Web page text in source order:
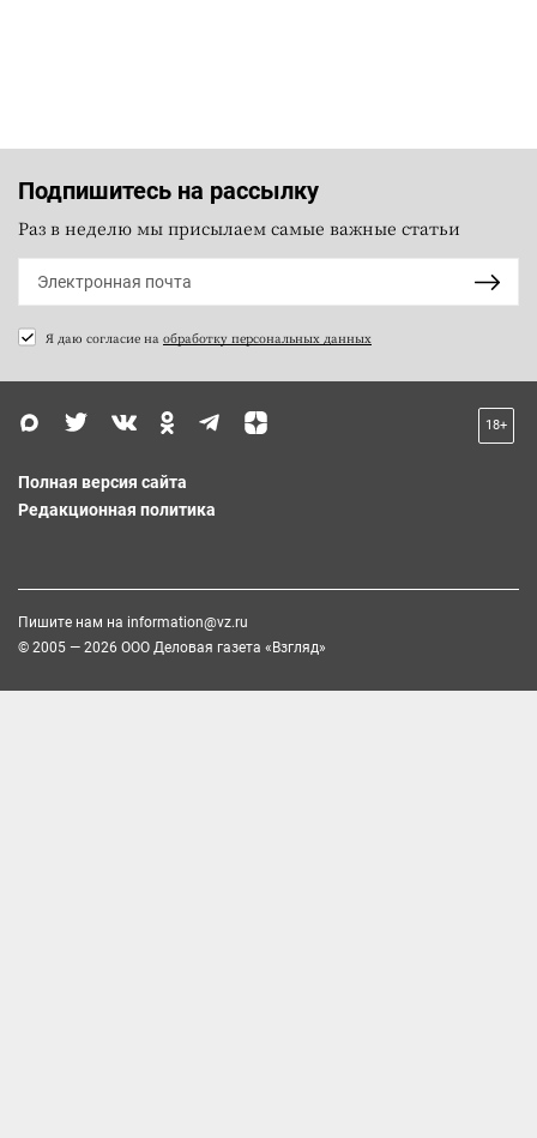
Подпишитесь на рассылку
Раз в неделю мы присылаем самые важные статьи
Я даю согласие на обработку персональных данных
18+
Полная версия сайта
Редакционная политика
Пишите нам на information@vz.ru
© 2005 — 2026 ООО Деловая газета «Взгляд»